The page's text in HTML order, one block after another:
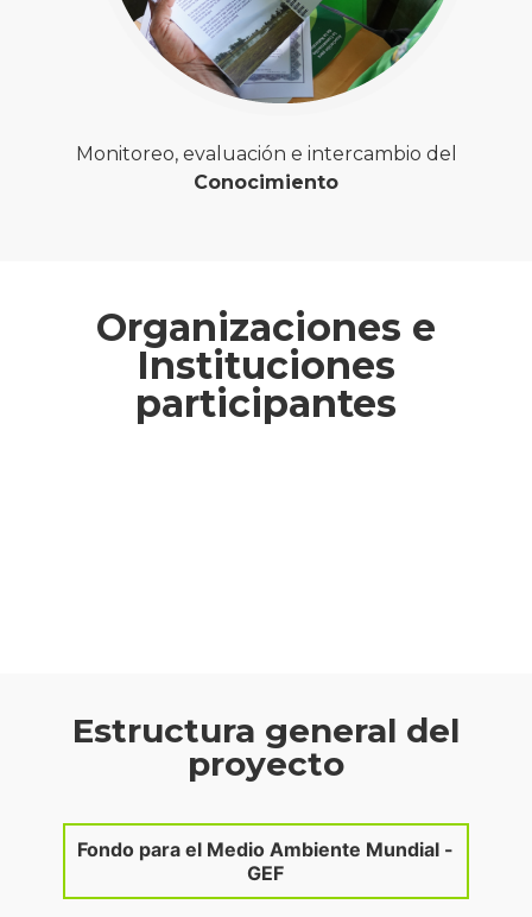
Monitoreo, evaluación e intercambio del
Conocimiento
Organizaciones e
Instituciones
participantes
Estructura general del
proyecto
Fondo para el Medio Ambiente Mundial -
GEF